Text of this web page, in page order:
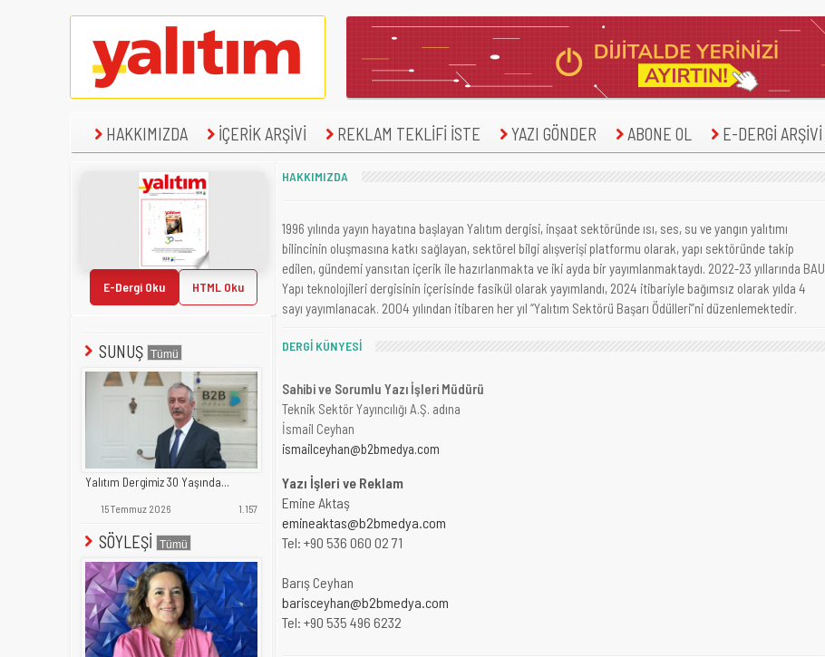
HAKKIMIZDA İÇERİK ARŞİVİ REKLAM TEKLİFİ İSTE YAZI GÖNDER ABONE OL E-DERGİ ARŞİVİ
E-Dergi Oku HTML Oku
SUNUŞ
Yalıtım Dergimiz 30 Yaşında...
15 Temmuz 2026 1.157
SÖYLEŞİ
HAKKIMIZDA
1996 yılında yayın hayatına başlayan Yalıtım dergisi, inşaat sektöründe ısı, ses, su ve yangın yalıtımı
bilincinin oluşmasına katkı sağlayan, sektörel bilgi alışverişi platformu olarak, yapı sektöründe takip
edilen, gündemi yansıtan içerik ile hazırlanmakta ve iki ayda bir yayımlanmaktaydı. 2022-23 yıllarında BAU
Yapı teknolojileri dergisinin içerisinde fasikül olarak yayımlandı, 2024 itibariyle bağımsız olarak yılda 4
sayı yayımlanacak. 2004 yılından itibaren her yıl “Yalıtım Sektörü Başarı Ödülleri”ni düzenlemektedir.
DERGİ KÜNYESİ
Sahibi ve Sorumlu Yazı İşleri Müdürü
Teknik Sektör Yayıncılığı A.Ş. adına
İsmail Ceyhan
ismailceyhan@b2bmedya.com
Yazı İşleri ve Reklam
Emine Aktaş
emineaktas@b2bmedya.com
Tel: +90 536 060 02 71
Barış Ceyhan
barisceyhan@b2bmedya.com
Tel: +90 535 496 6232